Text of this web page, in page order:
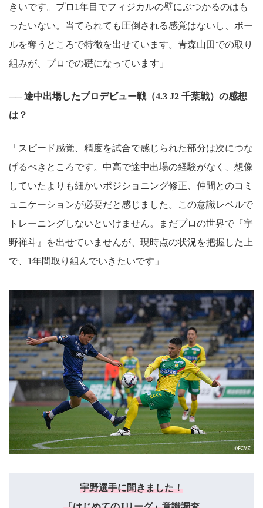
きいです。プロ1年目でフィジカルの壁にぶつかるのはも
ったいない。当てられても圧倒される感覚はないし、ボー
ルを奪うところで特徴を出せています。青森山田での取り
組みが、プロでの礎になっています」
── 途中出場したプロデビュー戦（4.3 J2 千葉戦）の感想
は？
「スピード感覚、精度を試合で感じられた部分は次につな
げるべきところです。中高で途中出場の経験がなく、想像
していたよりも細かいポジショニング修正、仲間とのコミ
ュニケーションが必要だと感じました。この意識レベルで
トレーニングしないといけません。まだプロの世界で『宇
野禅斗』を出せていませんが、現時点の状況を把握した上
で、1年間取り組んでいきたいです」
宇野選手に聞きました！